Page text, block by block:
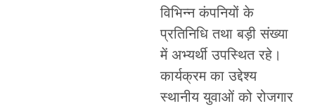
विभिन्न कंपनियों के
प्रतिनिधि तथा बड़ी संख्या
में अभ्यर्थी उपस्थित रहे।
कार्यक्रम का उद्देश्य
स्थानीय युवाओं को रोजगार